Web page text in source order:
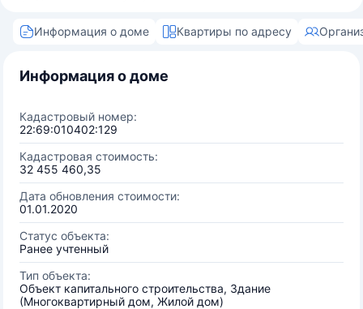
Информация о доме Квартиры по адресу
Информация о доме
Кадастровый номер:
22:69:010402:129
Кадастровая стоимость:
32 455 460,35
Дата обновления стоимости:
01.01.2020
Статус объекта:
Ранее учтенный
Тип объекта:
Объект капитального строительства, Здание
(Многоквартирный дом, Жилой дом)